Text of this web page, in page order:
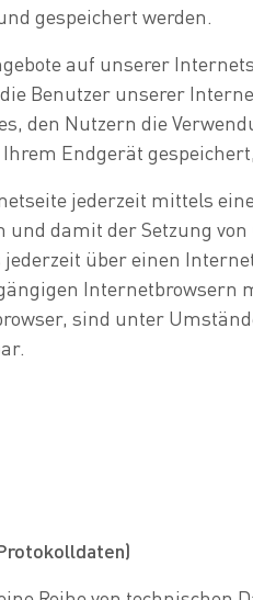
gespeichert werden.
auf unserer
Benutzer unserer
den Nutzern die
Endgerät
jederzeit mittels
damit der Setzung
über einen
Internetbrowsern
sind unter